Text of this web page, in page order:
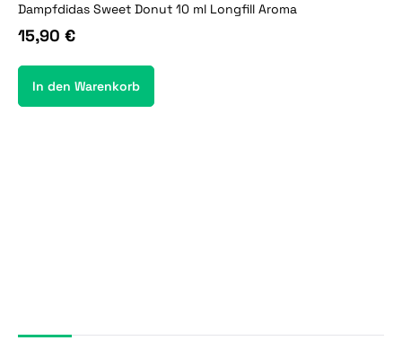
Dampfdidas Sweet Donut 10 ml Longfill Aroma
15,90 €
In den Warenkorb